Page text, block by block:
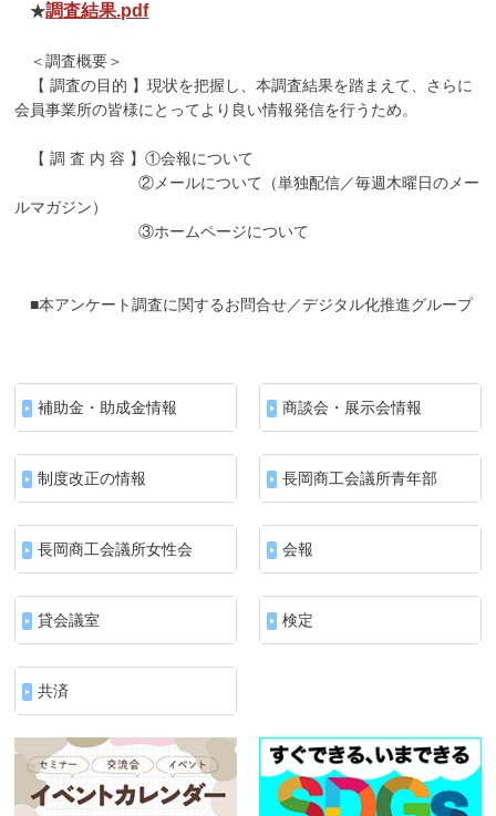
★調査結果.pdf
＜調査概要＞
【 調査の目的 】現状を把握し、本調査結果を踏まえて、さらに
会員事業所の皆様にとってより良い情報発信を行うため。
【 調 査 内 容 】①会報について
②メールについて（単独配信／毎週木曜日のメー
ルマガジン）
③ホームページについて
■本アンケート調査に関するお問合せ／デジタル化推進グループ
補助金・助成金情報 商談会・展示会情報
制度改正の情報 長岡商工会議所青年部
長岡商工会議所女性会 会報
貸会議室 検定
共済